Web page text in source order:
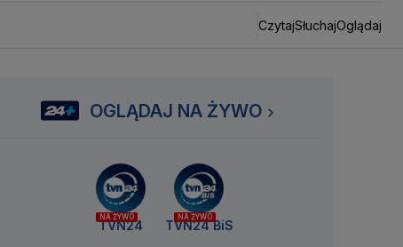
CzytajSłuchajOglądaj
OGLĄDAJ NA ŻYWO
NA ŻYWO
TVN24
NA ŻYWO
TVN24 BiS